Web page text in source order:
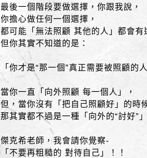
最後一個階段要做選擇，你跟我說，
你擔心做任何一個選擇，
都可能「無法照顧 其他的人」都會
但你其實不知道的是：
「你才是“那一個”真正需要被照顧的
當你一直「向外照顧 每一個人」，
但，當你沒有「把自己照顧好」的時
那其實都不過是一種「向外的“討好”
傑克希老師，我會請你覺察-
「不要再粗糙的 對待自己」！！